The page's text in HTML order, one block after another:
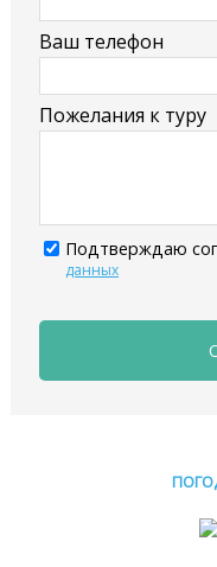
Ваш телефон
Пожелания к туру
Подтверждаю
данных